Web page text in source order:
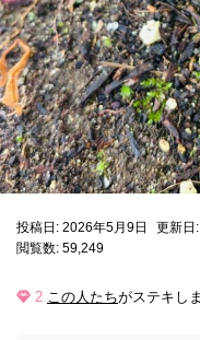
投稿日: 2026年5月9日
更新日
閲覧数: 59,249
2 この人たちがステキし